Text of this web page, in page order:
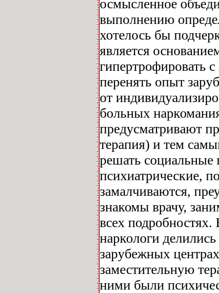
осмысленное
выполнению
хотелось бы
является
гипертрофировать
перенять опыт
от
больных
предусматривают
терапия) и тем
решать
психиатрические,
замалчиваются,
знакомы врачу,
всех
наркологи
зарубежных
заместительную
ними были